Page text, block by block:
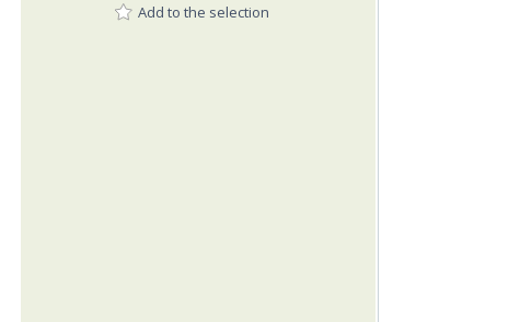
Add to the selection